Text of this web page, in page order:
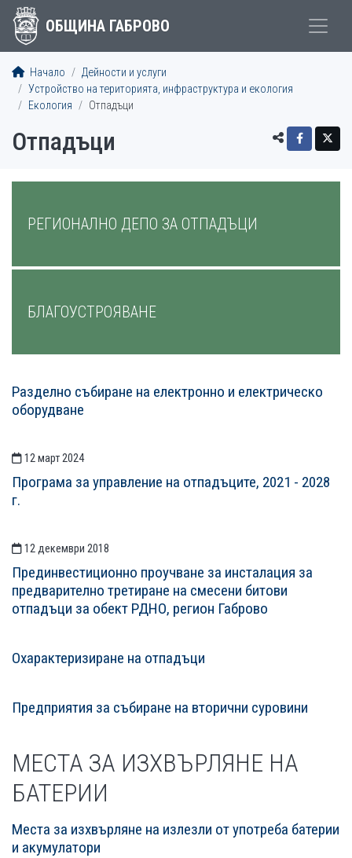
ОБЩИНА ГАБРОВО
Начало
Дейности и услуги
Устройство на територията, инфраструктура и екология
Екология
Отпадъци
Отпадъци
МЕНЮ
РЕГИОНАЛНО ДЕПО ЗА ОТПАДЪЦИ
БЛАГОУСТРОЯВАНЕ
СТАТИИСТАТИИ
Разделно събиране на електронно и електрическо
оборудване
12 март 2024
Програма за управление на отпадъците, 2021 - 2028
г.
12 декември 2018
Прединвестиционно проучване за инсталация за
предварително третиране на смесени битови
отпадъци за обект РДНО, регион Габрово
Охарактеризиране на отпадъци
Предприятия за събиране на вторични суровини
МЕСТА ЗА ИЗХВЪРЛЯНЕ НА
БАТЕРИИ
Места за изхвърляне на излезли от употреба батерии
и акумулатори